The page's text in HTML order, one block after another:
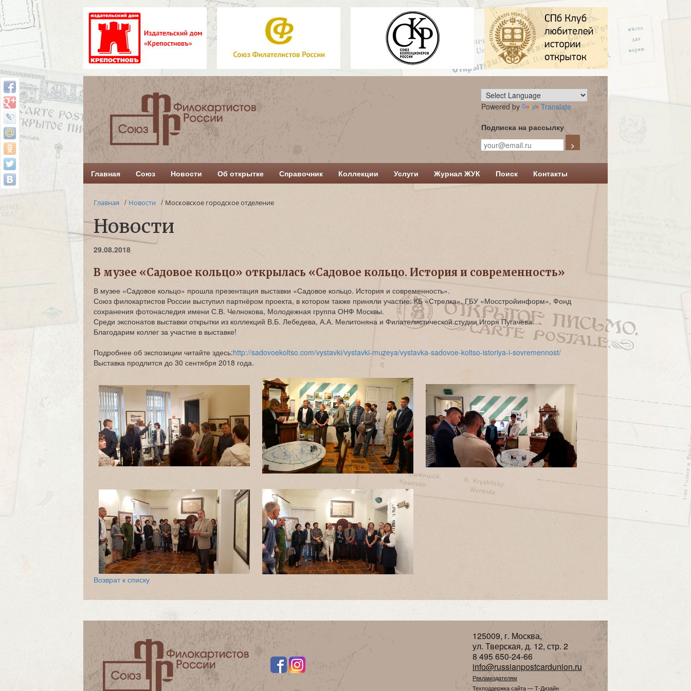
Powered by
Translate
Подписка на рассылку
Главная Союз Новости Об открытке Справочник Коллекции Услуги Журнал ЖУК Поиск Контакты
Главная / Новости / Московское городское отделение
Новости
29.08.2018
В музее «Садовое кольцо» открылась «Садовое кольцо. История и современность»
В музее «Садовое кольцо» прошла презентация выставки «Садовое кольцо. История и современность».
Союз филокартистов России выступил партнёром проекта, в котором также приняли участие: КБ «Стрелка», ГБУ «Мосстройинформ», Фонд
сохранения фотонаследия имени С.В. Челнокова, Молодежная группа ОНФ Москвы.
Среди экспонатов выставки открытки из коллекций В.Б. Лебедева, А.А. Мелитоняна и Филателистической студии Игоря Пугачёва.
Благодарим коллег за участие в выставке!
Подробнее об экспозиции читайте здесь:http://sadovoekoltso.com/vystavki/vystavki-muzeya/vystavka-sadovoe-koltso-istoriya-i-sovremennost/
Выставка продлится до 30 сентября 2018 года.
Возврат к списку
125009, г. Москва,
ул. Тверская, д. 12, стр. 2
8 495 650-24-66
info@russianpostcardunion.ru
Рекламодателям
Техподдержка сайта— Т-Дизайн